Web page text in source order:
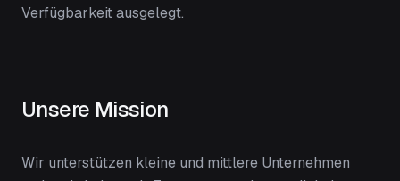
Verfügbarkeit ausgelegt.
Unsere Mission
Wir unterstützen kleine und mittlere Unternehmen